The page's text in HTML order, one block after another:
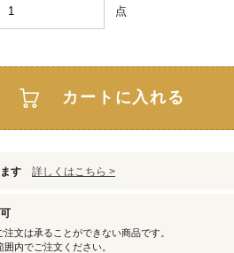
点
カートに入れる
ます 詳しくはこちら >
文は承ることができない商品です。
囲内でご注文ください。